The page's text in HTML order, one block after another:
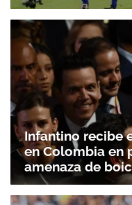
Infantino recibe
en Colombia en
amenaza de